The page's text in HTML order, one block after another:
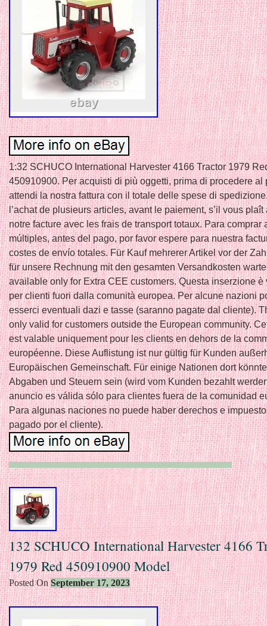
1:32 SCHUCO International Harvester 4166 Tractor 1979
450910900. Per acquisti di più oggetti, prima di procedere al
attendi la nostra fattura con il totale delle spese di
l’achat de plusieurs articles, avant le paiement, s’il vous plaît
notre facture avec les frais de transport totaux. Para comprar
múltiples, antes del pago, por favor espere para nuestra
costes de envío totales. Für Kauf mehrerer Artikel vor der
für unsere Rechnung mit den gesamten Versandkosten
available only for Extra CEE customers. Questa inserzione è
per clienti fuori dalla comunità europea. Per alcune nazioni
esserci eventuali dazi e tasse (saranno pagate dal cliente).
only valid for customers outside the European community.
est valable uniquement pour les clients en dehors de la
européenne. Diese Auflistung ist nur gültig für Kunden
Europäischen Gemeinschaft. Für einige Nationen dort
Abgaben und Steuern sein (wird vom Kunden bezahlt
anuncio es válida sólo para clientes fuera de la comunidad
Para algunas naciones no puede haber derechos e
pagado por el cliente).
132 SCHUCO International Harvester 4166
1979 Red 450910900 Model
Posted OnSeptember 17, 2023